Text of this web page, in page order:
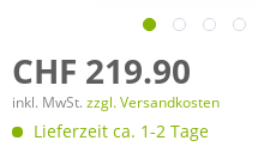
CHF 219.90
inkl. MwSt. zzgl. Versandkosten
Lieferzeit ca. 1-2 Tage